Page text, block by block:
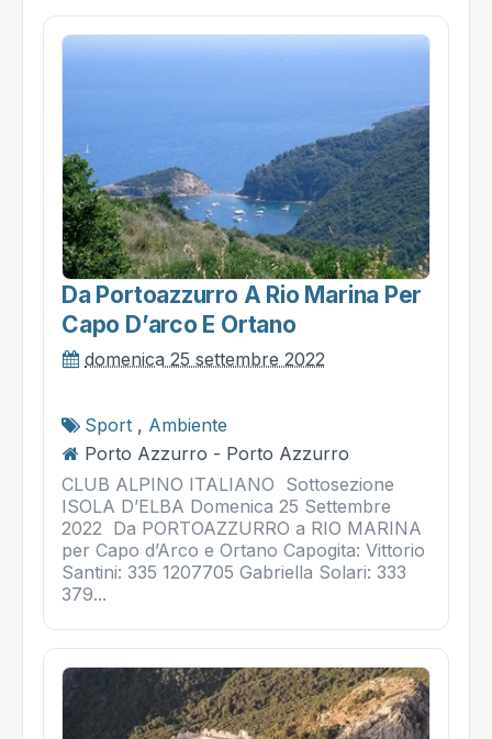
Da Portoazzurro A Rio Marina Per
Capo D’arco E Ortano
domenica 25 settembre 2022
Sport , Ambiente
Porto Azzurro - Porto Azzurro
CLUB ALPINO ITALIANO Sottosezione
ISOLA D’ELBA Domenica 25 Settembre
2022 Da PORTOAZZURRO a RIO MARINA
per Capo d’Arco e Ortano Capogita: Vittorio
Santini: 335 1207705 Gabriella Solari: 333
379...